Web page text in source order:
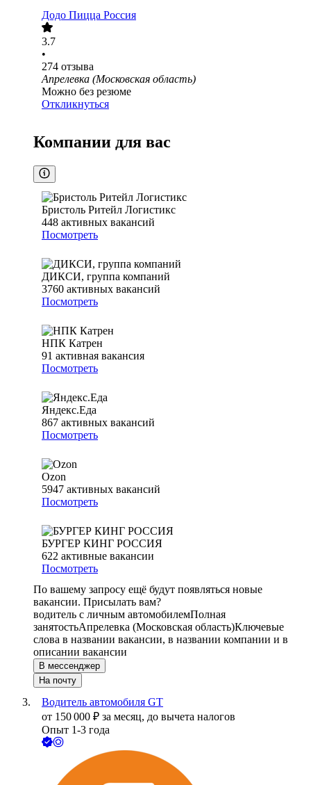
Додо Пицца Россия
3.7
•
274 отзыва
Апрелевка (Московская область)
Можно без резюме
Откликнуться
Компании для вас
Бристоль Ритейл Логистикс
448 активных вакансий
Посмотреть
ДИКСИ, группа компаний
3760 активных вакансий
Посмотреть
НПК Катрен
91 активная вакансия
Посмотреть
Яндекс.Еда
867 активных вакансий
Посмотреть
Ozon
5947 активных вакансий
Посмотреть
БУРГЕР КИНГ РОССИЯ
622 активные вакансии
Посмотреть
По вашему запросу ещё будут появляться новые
вакансии. Присылать вам?
водитель с личным автомобилемПолная
занятостьАпрелевка (Московская область)Ключевые
слова в названии вакансии, в названии компании и в
описании вакансии
В мессенджер
На почту
Водитель автомобиля GT
от 150 000 ₽ за месяц, до вычета налогов
Опыт 1-3 года